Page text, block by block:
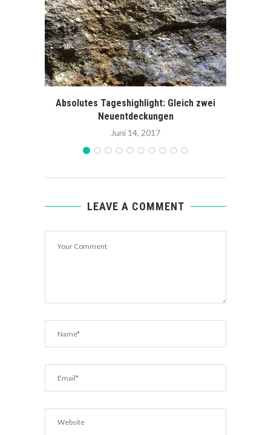
Absolutes Tageshighlight: Gleich zwei
Neuentdeckungen
Juni 14, 2017
LEAVE A COMMENT